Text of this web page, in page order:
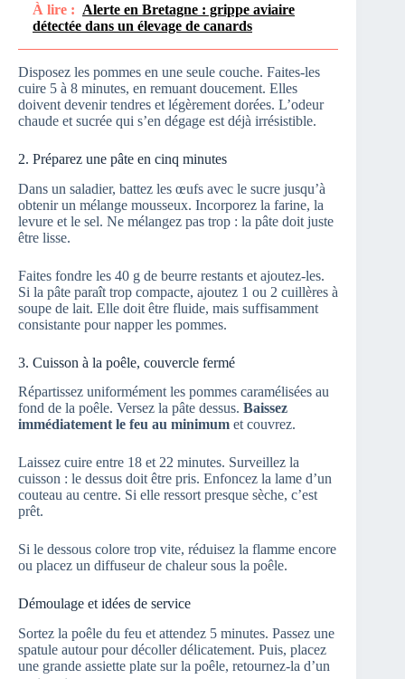
À lire : Alerte en Bretagne : grippe aviaire
détectée dans un élevage de canards
Disposez les pommes en une seule couche. Faites-les
cuire 5 à 8 minutes, en remuant doucement. Elles
doivent devenir tendres et légèrement dorées. L’odeur
chaude et sucrée qui s’en dégage est déjà irrésistible.
2. Préparez une pâte en cinq minutes
Dans un saladier, battez les œufs avec le sucre jusqu’à
obtenir un mélange mousseux. Incorporez la farine, la
levure et le sel. Ne mélangez pas trop : la pâte doit juste
être lisse.
Faites fondre les 40 g de beurre restants et ajoutez-les.
Si la pâte paraît trop compacte, ajoutez 1 ou 2 cuillères à
soupe de lait. Elle doit être fluide, mais suffisamment
consistante pour napper les pommes.
3. Cuisson à la poêle, couvercle fermé
Répartissez uniformément les pommes caramélisées au
fond de la poêle. Versez la pâte dessus. Baissez
immédiatement le feu au minimum et couvrez.
Laissez cuire entre 18 et 22 minutes. Surveillez la
cuisson : le dessus doit être pris. Enfoncez la lame d’un
couteau au centre. Si elle ressort presque sèche, c’est
prêt.
Si le dessous colore trop vite, réduisez la flamme encore
ou placez un diffuseur de chaleur sous la poêle.
Démoulage et idées de service
Sortez la poêle du feu et attendez 5 minutes. Passez une
spatule autour pour décoller délicatement. Puis, placez
une grande assiette plate sur la poêle, retournez-la d’un